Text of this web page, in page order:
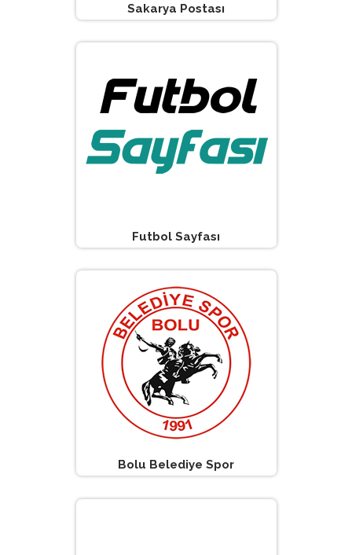
Sakarya Postası
Futbol Sayfası
Bolu Belediye Spor